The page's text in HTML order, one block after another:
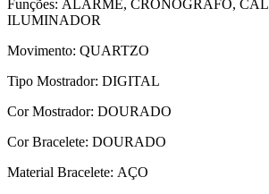
Funções: ALARME, CRONÓGRAFO,
ILUMINADOR
Movimento: QUARTZO
Tipo Mostrador: DIGITAL
Cor Mostrador: DOURADO
Cor Bracelete: DOURADO
Material Bracelete: AÇO